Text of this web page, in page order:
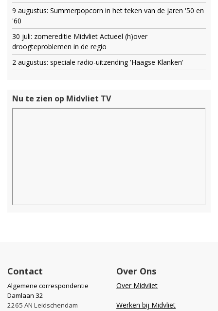
9 augustus: Summerpopcorn in het teken van de jaren '50 en
'60
30 juli: zomereditie Midvliet Actueel (h)over
droogteproblemen in de regio
2 augustus: speciale radio-uitzending 'Haagse Klanken'
Nu te zien op Midvliet TV
Contact
Algemene correspondentie
Damlaan 32
2265 AN Leidschendam
Over Ons
Over Midvliet
Werken bij Midvliet